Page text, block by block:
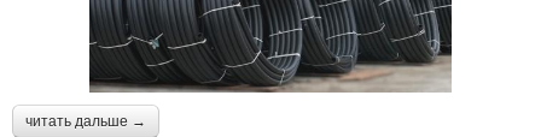
читать дальше →